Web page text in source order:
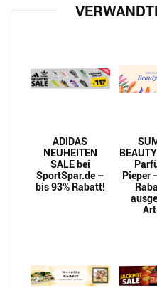
ADIDAS
NEUHEITEN
SALE bei
SportSpar.de –
bis 93% Rabatt!
Pieper